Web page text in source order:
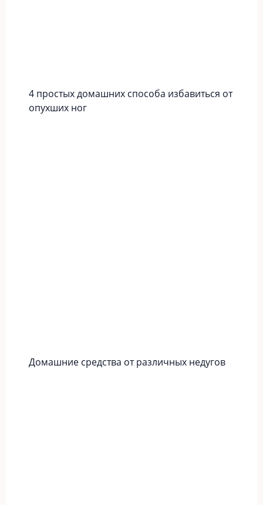
4 простых домашних способа избавиться от
опухших ног
Домашние средства от различных недугов